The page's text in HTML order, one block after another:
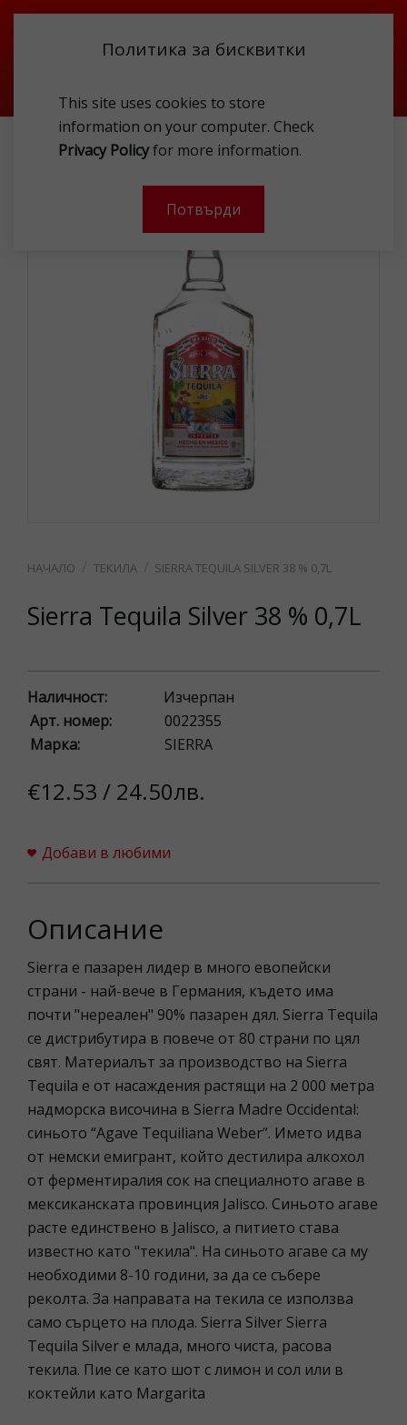
Политика за бисквитки
This site uses cookies to store
information on your computer. Check
Privacy Policyfor more information.
Потвърди
ТЕКИЛА SIERRA TEQUILA SILVER 38 % 0,7L
ТЕКИЛА SIERRA TEQUILA SILVER 38 % 0,7L
Sierra Tequila Silver 38 % 0,7L
Наличност:
Изчерпан
Арт. номер:
0022355
Марка:
SIERRA
€12.53 / 24.50лв.
Добави в любими
Описание
Sierra е пазарен лидер в много евопейски
страни - най-вече в Германия, където има
почти "нереален" 90% пазарен дял. Sierra Tequila
се дистрибутира в повече от 80 страни по цял
свят. Материалът за производство на Sierra
Tequila е от насаждения растящи на 2 000 метра
надморска височина в Sierra Madre Occidental:
синьото “Agave Tequiliana Weber”. Името идва
от немски емигрант, който дестилира алкохол
от ферментиралия сок на специалното агаве в
мексиканската провинция Jalisco. Синьото агаве
расте единствено в Jalisco, а питието става
известно като "текила". На синьото агаве са му
необходими 8-10 години, за да се събере
реколта. За направата на текила се използва
само сърцето на плода. Sierra Silver Sierra
Tequila Silver е млада, много чиста, расова
текила. Пие се като шот с лимон и сол или в
коктейли като Margarita